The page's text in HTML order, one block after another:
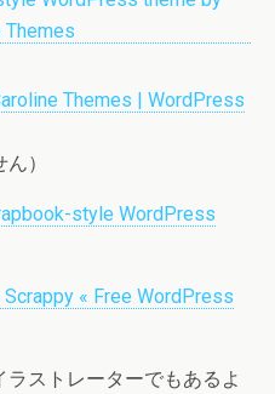
Themes | WordPress
）
style WordPress
« Free WordPress
ストレーターでもあるよ